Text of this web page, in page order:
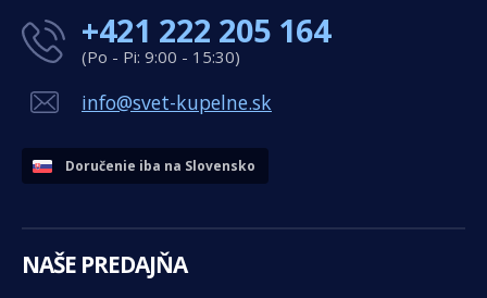
+421 222 205 164
(Po - Pi: 9:00 - 15:30)
info@svet-kupelne.sk
Doručenie iba na Slovensko
NAŠE PREDAJŇA